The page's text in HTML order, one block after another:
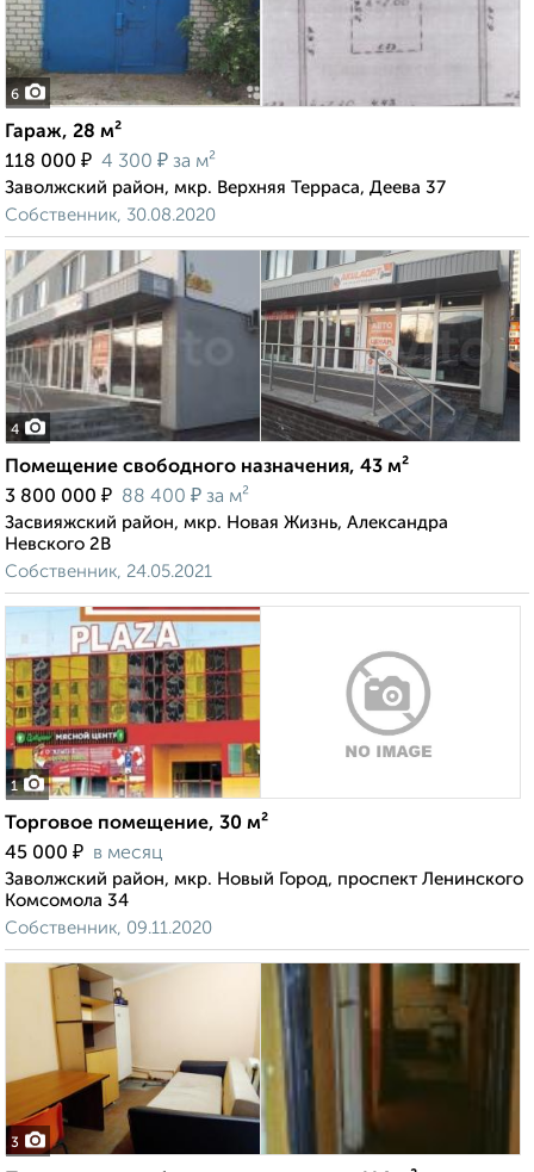
6
Гараж, 28 м²
118 000 ₽ 4 300 ₽ за м²
Заволжский район, мкр. Верхняя Терраса, Деева 37
Собственник, 30.08.2020
4
Помещение свободного назначения, 43 м²
3 800 000 ₽ 88 400 ₽ за м²
Засвияжский район, мкр. Новая Жизнь, Александра
Невского 2В
Собственник, 24.05.2021
1
Торговое помещение, 30 м²
45 000 ₽ в месяц
Заволжский район, мкр. Новый Город, проспект Ленинского
Комсомола 34
Собственник, 09.11.2020
3